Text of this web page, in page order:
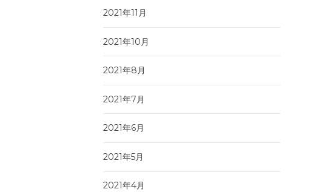
2021年11月
2021年10月
2021年8月
2021年7月
2021年6月
2021年5月
2021年4月